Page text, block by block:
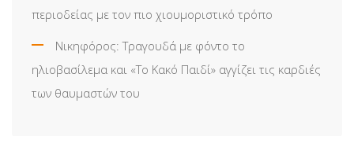
περιοδείας με τον πιο χιουμοριστικό τρόπο
Νικηφόρος: Τραγουδά με φόντο το
ηλιοβασίλεμα και «Το Κακό Παιδί» αγγίζει τις καρδιές
των θαυμαστών του